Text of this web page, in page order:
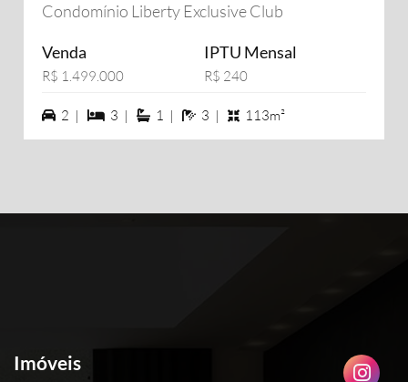
Condomínio Liberty Exclusive Club
Venda
R$ 1.499.000
IPTU Mensal
R$ 240
2 vagas na garagem
2 | 3 dormiórios
3 | 1 suítes
1 | 3 banheiros
3 | 113m²
Imóveis